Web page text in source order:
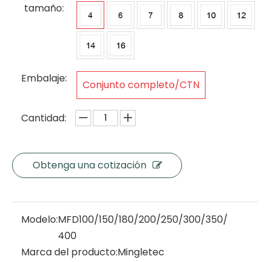
tamaño:
Embalaje: Conjunto completo/CTN
Cantidad:
Obtenga una cotización
Modelo:MFD100/150/180/200/250/300/350/
400
Marca del producto:Mingletec